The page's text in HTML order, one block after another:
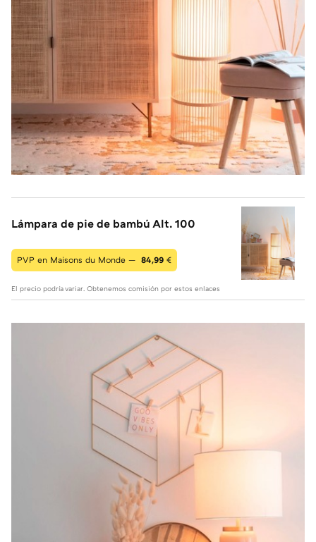
Lámpara de pie de bambú Alt. 100
PVP en Maisons du Monde — 84,99 €
El precio podría variar. Obtenemos comisión por estos enlaces